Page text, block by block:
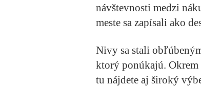
návštevnosti medzi
meste sa zapísali ako
Nivy sa stali
ktorý ponúkajú. Okrem
tu nájdete aj široký